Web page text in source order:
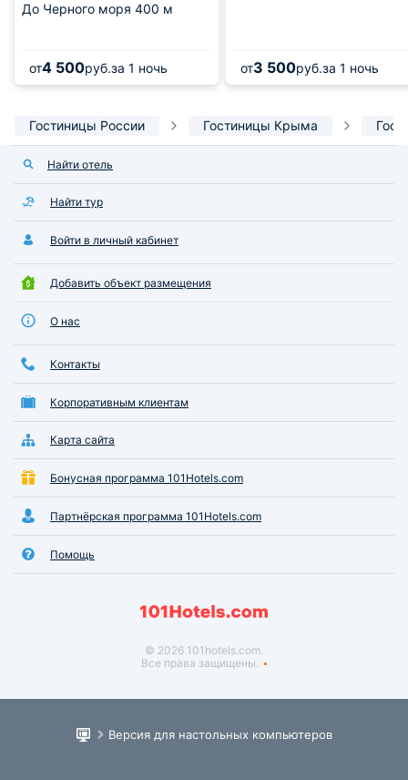
До Черного моря 400 м
от4 500руб.за 1 ночь от3 500руб.за 1 ночь
Гостиницы России Гостиницы Крыма
Найти отель
Найти тур
Войти в личный кабинет
Добавить объект размещения
О нас
Контакты
Корпоративным клиентам
Карта сайта
Бонусная программа 101Hotels.com
Партнёрская программа 101Hotels.com
Помощь
© 2026 101hotels.com.
Все права защищены.
Версия для настольных компьютеров